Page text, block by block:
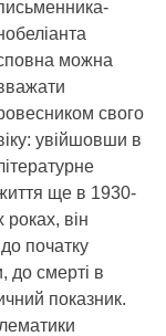
можна
свого
увійшовши в
ще в 1930-
роках, він
початку
до смерті в
показник.